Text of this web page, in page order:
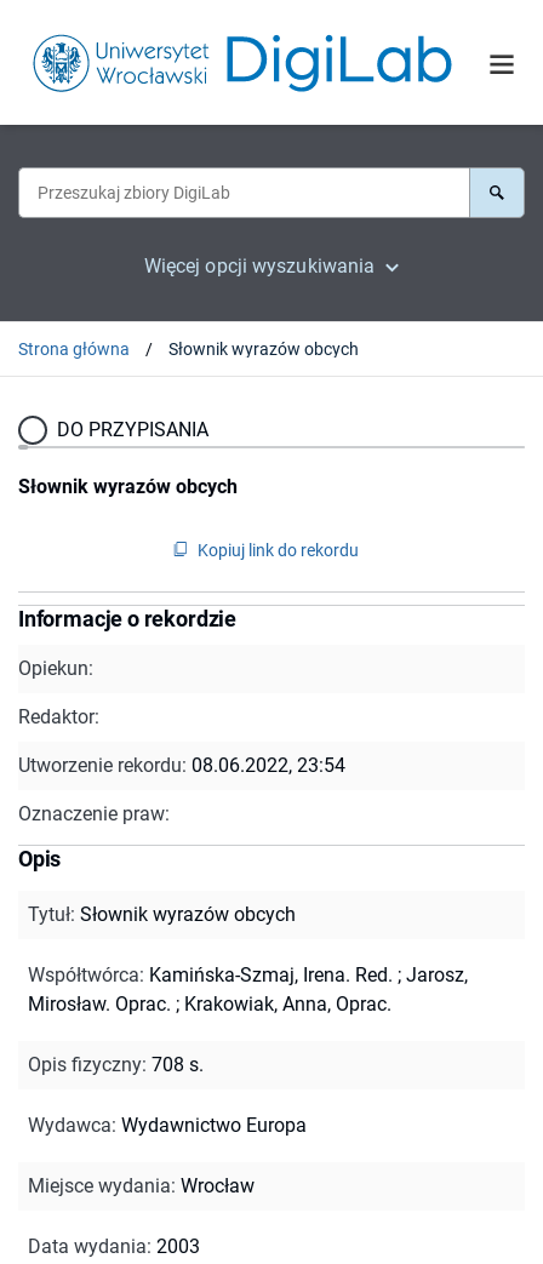
Więcej opcji wyszukiwania
Strona główna Słownik wyrazów obcych
DO PRZYPISANIA
Słownik wyrazów obcych
Kopiuj link do rekordu
Informacje o rekordzie
Opiekun:
Redaktor:
Utworzenie rekordu: 08.06.2022, 23:54
Oznaczenie praw:
Opis
Tytuł: Słownik wyrazów obcych
Współtwórca: Kamińska-Szmaj, Irena. Red. ; Jarosz,
Mirosław. Oprac. ; Krakowiak, Anna, Oprac.
Opis fizyczny: 708 s.
Wydawca: Wydawnictwo Europa
Miejsce wydania: Wrocław
Data wydania: 2003